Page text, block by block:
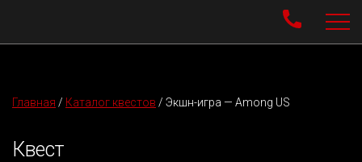
Главная / Каталог квестов / Экшн-игра — Among US
Квест